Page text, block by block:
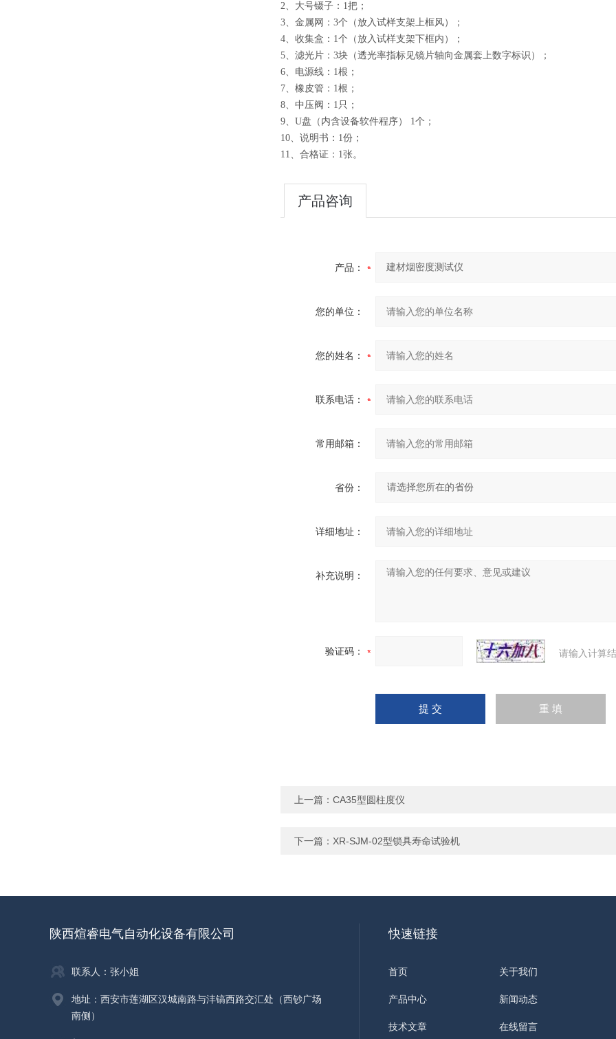
2、大号镊子：1把；
3、金属网：3个（放入试样支架上框风）；
4、收集盒：1个（放入试样支架下框内）；
5、滤光片：3块（透光率指标见镜片轴向金属套上数字标识）；
6、电源线：1根；
7、橡皮管：1根；
8、中压阀：1只；
9、U盘（内含设备软件程序） 1个；
10、说明书：1份；
11、合格证：1张。
产品咨询
产品：
您的单位：
您的姓名：
联系电话：
常用邮箱：
省份：
详细地址：
补充说明：
验证码： 请输入计算
上一篇： CA35型圆柱度仪
下一篇： XR-SJM-02型锁具寿命试验机
陕西煊睿电气自动化设备有限公司
联系人：张小姐
地址：西安市莲湖区汉城南路与沣镐西路交汇处（西钞广场
南侧）
快速链接
首页 关于我们
产品中心 新闻动态
技术文章 在线留言